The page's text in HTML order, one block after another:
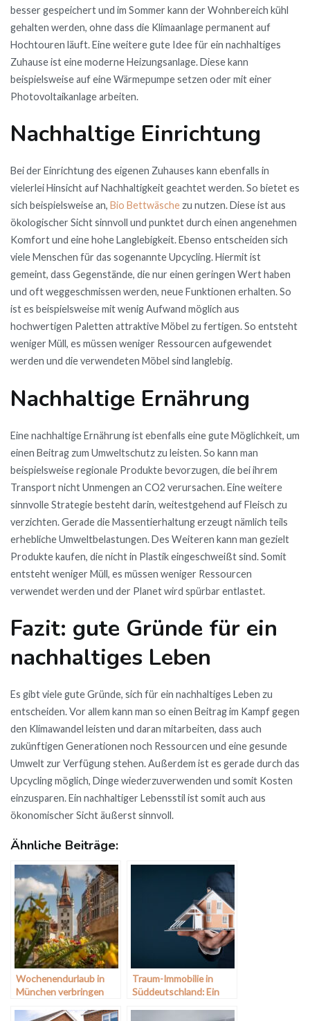
besser gespeichert und im Sommer kann der Wohnbereich kühl
gehalten werden, ohne dass die Klimaanlage permanent auf
Hochtouren läuft. Eine weitere gute Idee für ein nachhaltiges
Zuhause ist eine moderne Heizungsanlage. Diese kann
beispielsweise auf eine Wärmepumpe setzen oder mit einer
Photovoltaikanlage arbeiten.
Nachhaltige Einrichtung
Bei der Einrichtung des eigenen Zuhauses kann ebenfalls in
vielerlei Hinsicht auf Nachhaltigkeit geachtet werden. So bietet es
sich beispielsweise an, Bio Bettwäsche zu nutzen. Diese ist aus
ökologischer Sicht sinnvoll und punktet durch einen angenehmen
Komfort und eine hohe Langlebigkeit. Ebenso entscheiden sich
viele Menschen für das sogenannte Upcycling. Hiermit ist
gemeint, dass Gegenstände, die nur einen geringen Wert haben
und oft weggeschmissen werden, neue Funktionen erhalten. So
ist es beispielsweise mit wenig Aufwand möglich aus
hochwertigen Paletten attraktive Möbel zu fertigen. So entsteht
weniger Müll, es müssen weniger Ressourcen aufgewendet
werden und die verwendeten Möbel sind langlebig.
Nachhaltige Ernährung
Eine nachhaltige Ernährung ist ebenfalls eine gute Möglichkeit, um
einen Beitrag zum Umweltschutz zu leisten. So kann man
beispielsweise regionale Produkte bevorzugen, die bei ihrem
Transport nicht Unmengen an CO2 verursachen. Eine weitere
sinnvolle Strategie besteht darin, weitestgehend auf Fleisch zu
verzichten. Gerade die Massentierhaltung erzeugt nämlich teils
erhebliche Umweltbelastungen. Des Weiteren kann man gezielt
Produkte kaufen, die nicht in Plastik eingeschweißt sind. Somit
entsteht weniger Müll, es müssen weniger Ressourcen
verwendet werden und der Planet wird spürbar entlastet.
Fazit: gute Gründe für ein
nachhaltiges Leben
Es gibt viele gute Gründe, sich für ein nachhaltiges Leben zu
entscheiden. Vor allem kann man so einen Beitrag im Kampf gegen
den Klimawandel leisten und daran mitarbeiten, dass auch
zukünftigen Generationen noch Ressourcen und eine gesunde
Umwelt zur Verfügung stehen. Außerdem ist es gerade durch das
Upcycling möglich, Dinge wiederzuverwenden und somit Kosten
einzusparen. Ein nachhaltiger Lebensstil ist somit auch aus
ökonomischer Sicht äußerst sinnvoll.
Ähnliche Beiträge:
Wochenendurlaub in
München verbringen
Traum-Immobilie in
Süddeutschland: Ein